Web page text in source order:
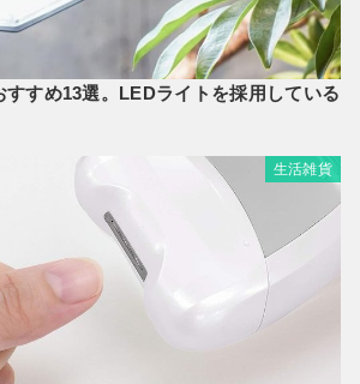
すめ13選。LEDライトを採用している
生活雑貨